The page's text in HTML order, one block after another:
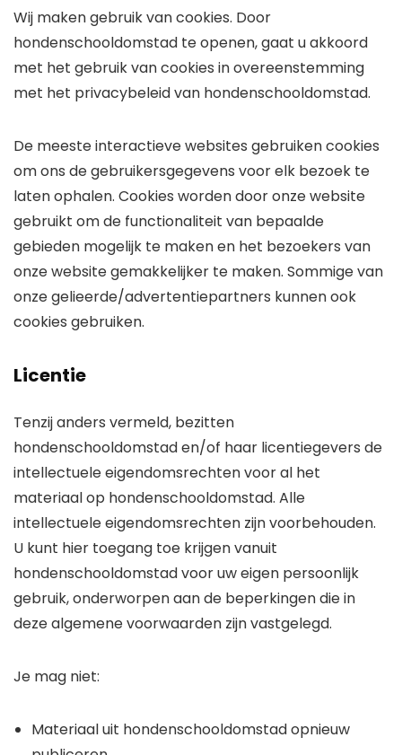
Wij maken gebruik van cookies. Door
hondenschooldomstad te openen, gaat u akkoord
met het gebruik van cookies in overeenstemming
met het privacybeleid van hondenschooldomstad.
De meeste interactieve websites gebruiken cookies
om ons de gebruikersgegevens voor elk bezoek te
laten ophalen. Cookies worden door onze website
gebruikt om de functionaliteit van bepaalde
gebieden mogelijk te maken en het bezoekers van
onze website gemakkelijker te maken. Sommige van
onze gelieerde/advertentiepartners kunnen ook
cookies gebruiken.
Licentie
Tenzij anders vermeld, bezitten
hondenschooldomstad en/of haar licentiegevers de
intellectuele eigendomsrechten voor al het
materiaal op hondenschooldomstad. Alle
intellectuele eigendomsrechten zijn voorbehouden.
U kunt hier toegang toe krijgen vanuit
hondenschooldomstad voor uw eigen persoonlijk
gebruik, onderworpen aan de beperkingen die in
deze algemene voorwaarden zijn vastgelegd.
Je mag niet:
Materiaal uit hondenschooldomstad opnieuw